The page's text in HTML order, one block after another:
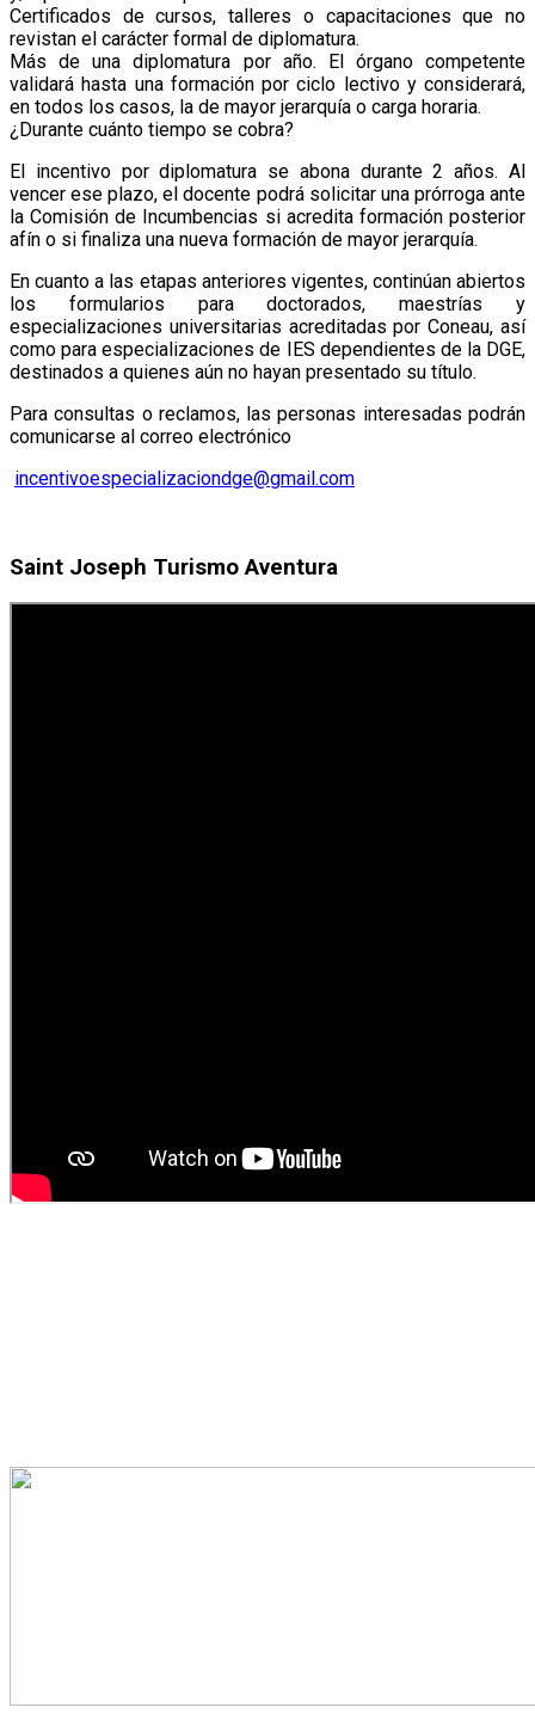
Certificados de cursos, talleres o capacitaciones que no
revistan el carácter formal de diplomatura.
Más de una diplomatura por año. El órgano competente
validará hasta una formación por ciclo lectivo y considerará,
en todos los casos, la de mayor jerarquía o carga horaria.
¿Durante cuánto tiempo se cobra?
El incentivo por diplomatura se abona durante 2 años. Al
vencer ese plazo, el docente podrá solicitar una prórroga ante
la Comisión de Incumbencias si acredita formación posterior
afín o si finaliza una nueva formación de mayor jerarquía.
En cuanto a las etapas anteriores vigentes, continúan abiertos
los formularios para doctorados, maestrías y
especializaciones universitarias acreditadas por Coneau, así
como para especializaciones de IES dependientes de la DGE,
destinados a quienes aún no hayan presentado su título.
Para consultas o reclamos, las personas interesadas podrán
comunicarse al correo electrónico
incentivoespecializaciondge@gmail.com
Saint Joseph Turismo Aventura